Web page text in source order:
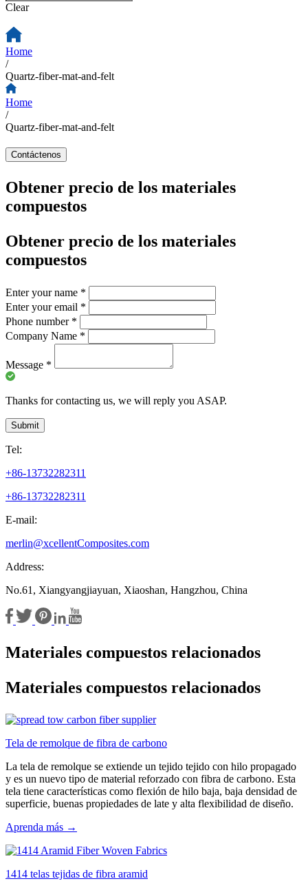
Clear
Home
/
Quartz-fiber-mat-and-felt
Home
/
Quartz-fiber-mat-and-felt
Contáctenos
Obtener precio de los materiales
compuestos
Obtener precio de los materiales
compuestos
Enter your name *
Enter your email *
Phone number *
Company Name *
Message *
Thanks for contacting us, we will reply you ASAP.
Submit
Tel:
+86-13732282311
+86-13732282311
E-mail:
merlin@xcellentComposites.com
Address:
No.61, Xiangyangjiayuan, Xiaoshan, Hangzhou, China
Materiales compuestos relacionados
Materiales compuestos relacionados
Tela de remolque de fibra de carbono
La tela de remolque se extiende un tejido tejido con hilo propagado
y es un nuevo tipo de material reforzado con fibra de carbono. Esta
tela tiene características como flexión de hilo baja, baja densidad de
superficie, buenas propiedades de late y alta flexibilidad de diseño.
Aprenda más →
1414 telas tejidas de fibra aramid